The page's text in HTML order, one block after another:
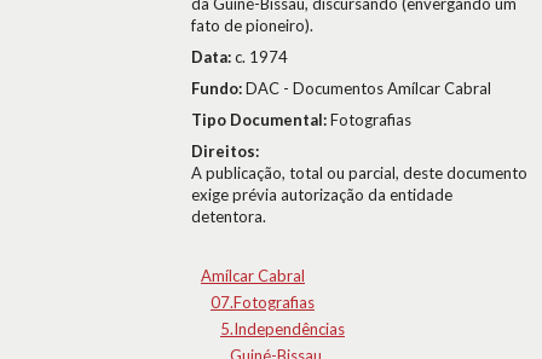
fato de pioneiro).
Data:c. 1974
Fundo:DAC - Documentos Amílcar Cabral
Tipo Documental:Fotografias
Direitos:
A publicação, total ou parcial, deste documento
exige prévia autorização da entidade
detentora.
Amílcar Cabral
07.Fotografias
5.Independências